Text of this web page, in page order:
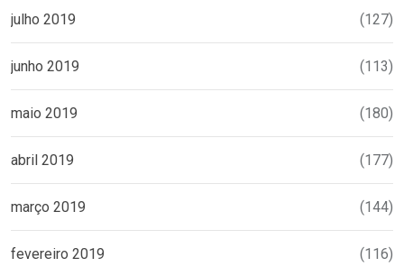
julho 2019 (127)
junho 2019 (113)
maio 2019 (180)
abril 2019 (177)
março 2019 (144)
fevereiro 2019 (116)